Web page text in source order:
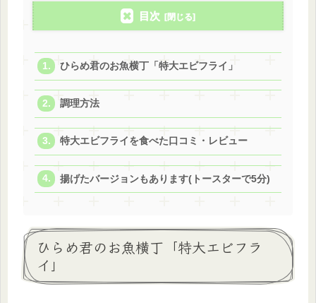
目次
ひらめ君のお魚横丁「特大エビフライ」
調理方法
特大エビフライを食べた口コミ・レビュー
揚げたバージョンもあります(トースターで5分)
ひらめ君のお魚横丁「特大エビフラ
イ」